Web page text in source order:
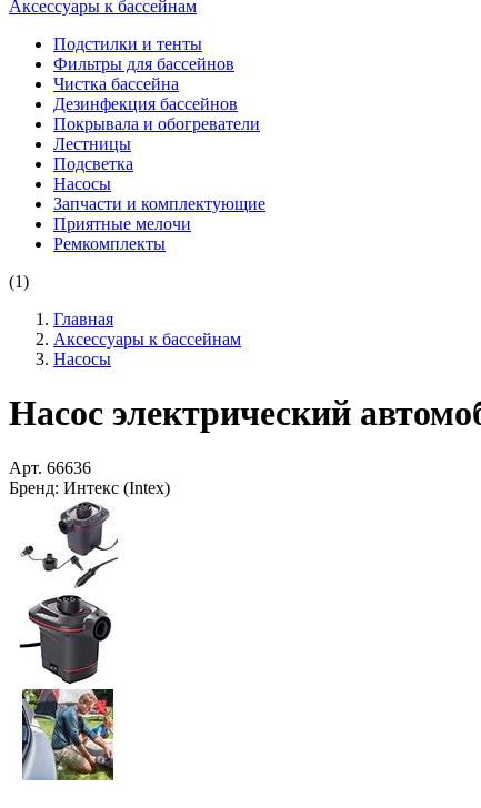
Аксессуары к бассейнам
Подстилки и тенты
Фильтры для бассейнов
Чистка бассейна
Дезинфекция бассейнов
Покрывала и обогреватели
Лестницы
Подсветка
Насосы
Запчасти и комплектующие
Приятные мелочи
Ремкомплекты
(1)
Главная
Аксессуары к бассейнам
Насосы
Насос электрический
Арт. 66636
Бренд: Интекс (Intex)